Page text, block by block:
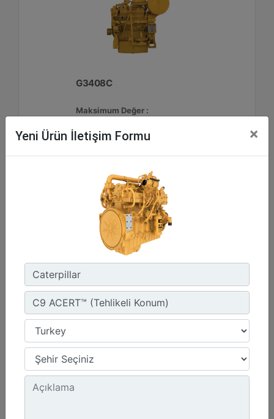
G3408C
Maksimum Değer :
Azami Devir :
1800 dev/dak. - 1800 dev/dak.
Emisyonlar :
Detay Teklif Al
Yeni Ürün İletişim Formu ×